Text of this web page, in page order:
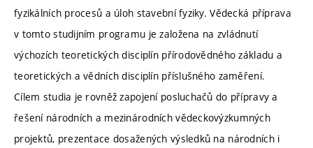
fyzikálních procesů a úloh stavební fyziky. Vědecká příprava
v tomto studijním programu je založena na zvládnutí
výchozích teoretických disciplín přírodovědného základu a
teoretických a vědních disciplín příslušného zaměření.
Cílem studia je rovněž zapojení posluchačů do přípravy a
řešení národních a mezinárodních vědeckovýzkumných
projektů, prezentace dosažených výsledků na národních i